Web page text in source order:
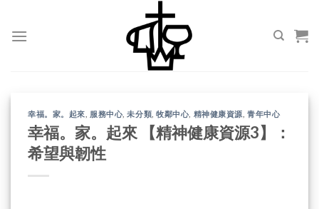
content
幸福。家。起來 服務中心,未分類 ,牧鄰中心, 精神健康資源 ,青年中心
幸福。家。起來 【精神健康資源3】：
希望與韌性